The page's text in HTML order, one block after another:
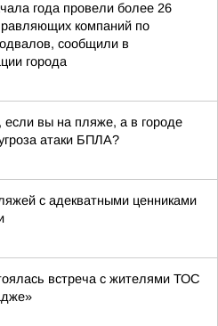
года провели более 26
компаний по
сообщили в
города
если вы на пляже, а в городе
атаки БПЛА?
с адекватными ценниками
встреча с жителями ТОС